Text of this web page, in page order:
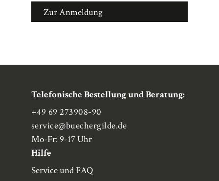
Zur Anmeldung
Telefonische Bestellung und Beratung:
+49 69 273908-90
service@buechergilde.de
Mo-Fr: 9-17 Uhr
Hilfe
Service und FAQ